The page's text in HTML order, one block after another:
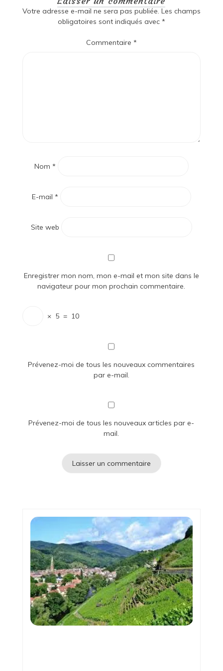
Votre adresse e-mail ne sera pas publiée. Les champs
obligatoires sont indiqués avec *
Commentaire *
Nom *
E-mail *
Site web
Enregistrer mon nom, mon e-mail et mon site dans le
navigateur pour mon prochain commentaire.
× 5 = 10
Prévenez-moi de tous les nouveaux commentaires
par e-mail.
Prévenez-moi de tous les nouveaux articles par e-
mail.